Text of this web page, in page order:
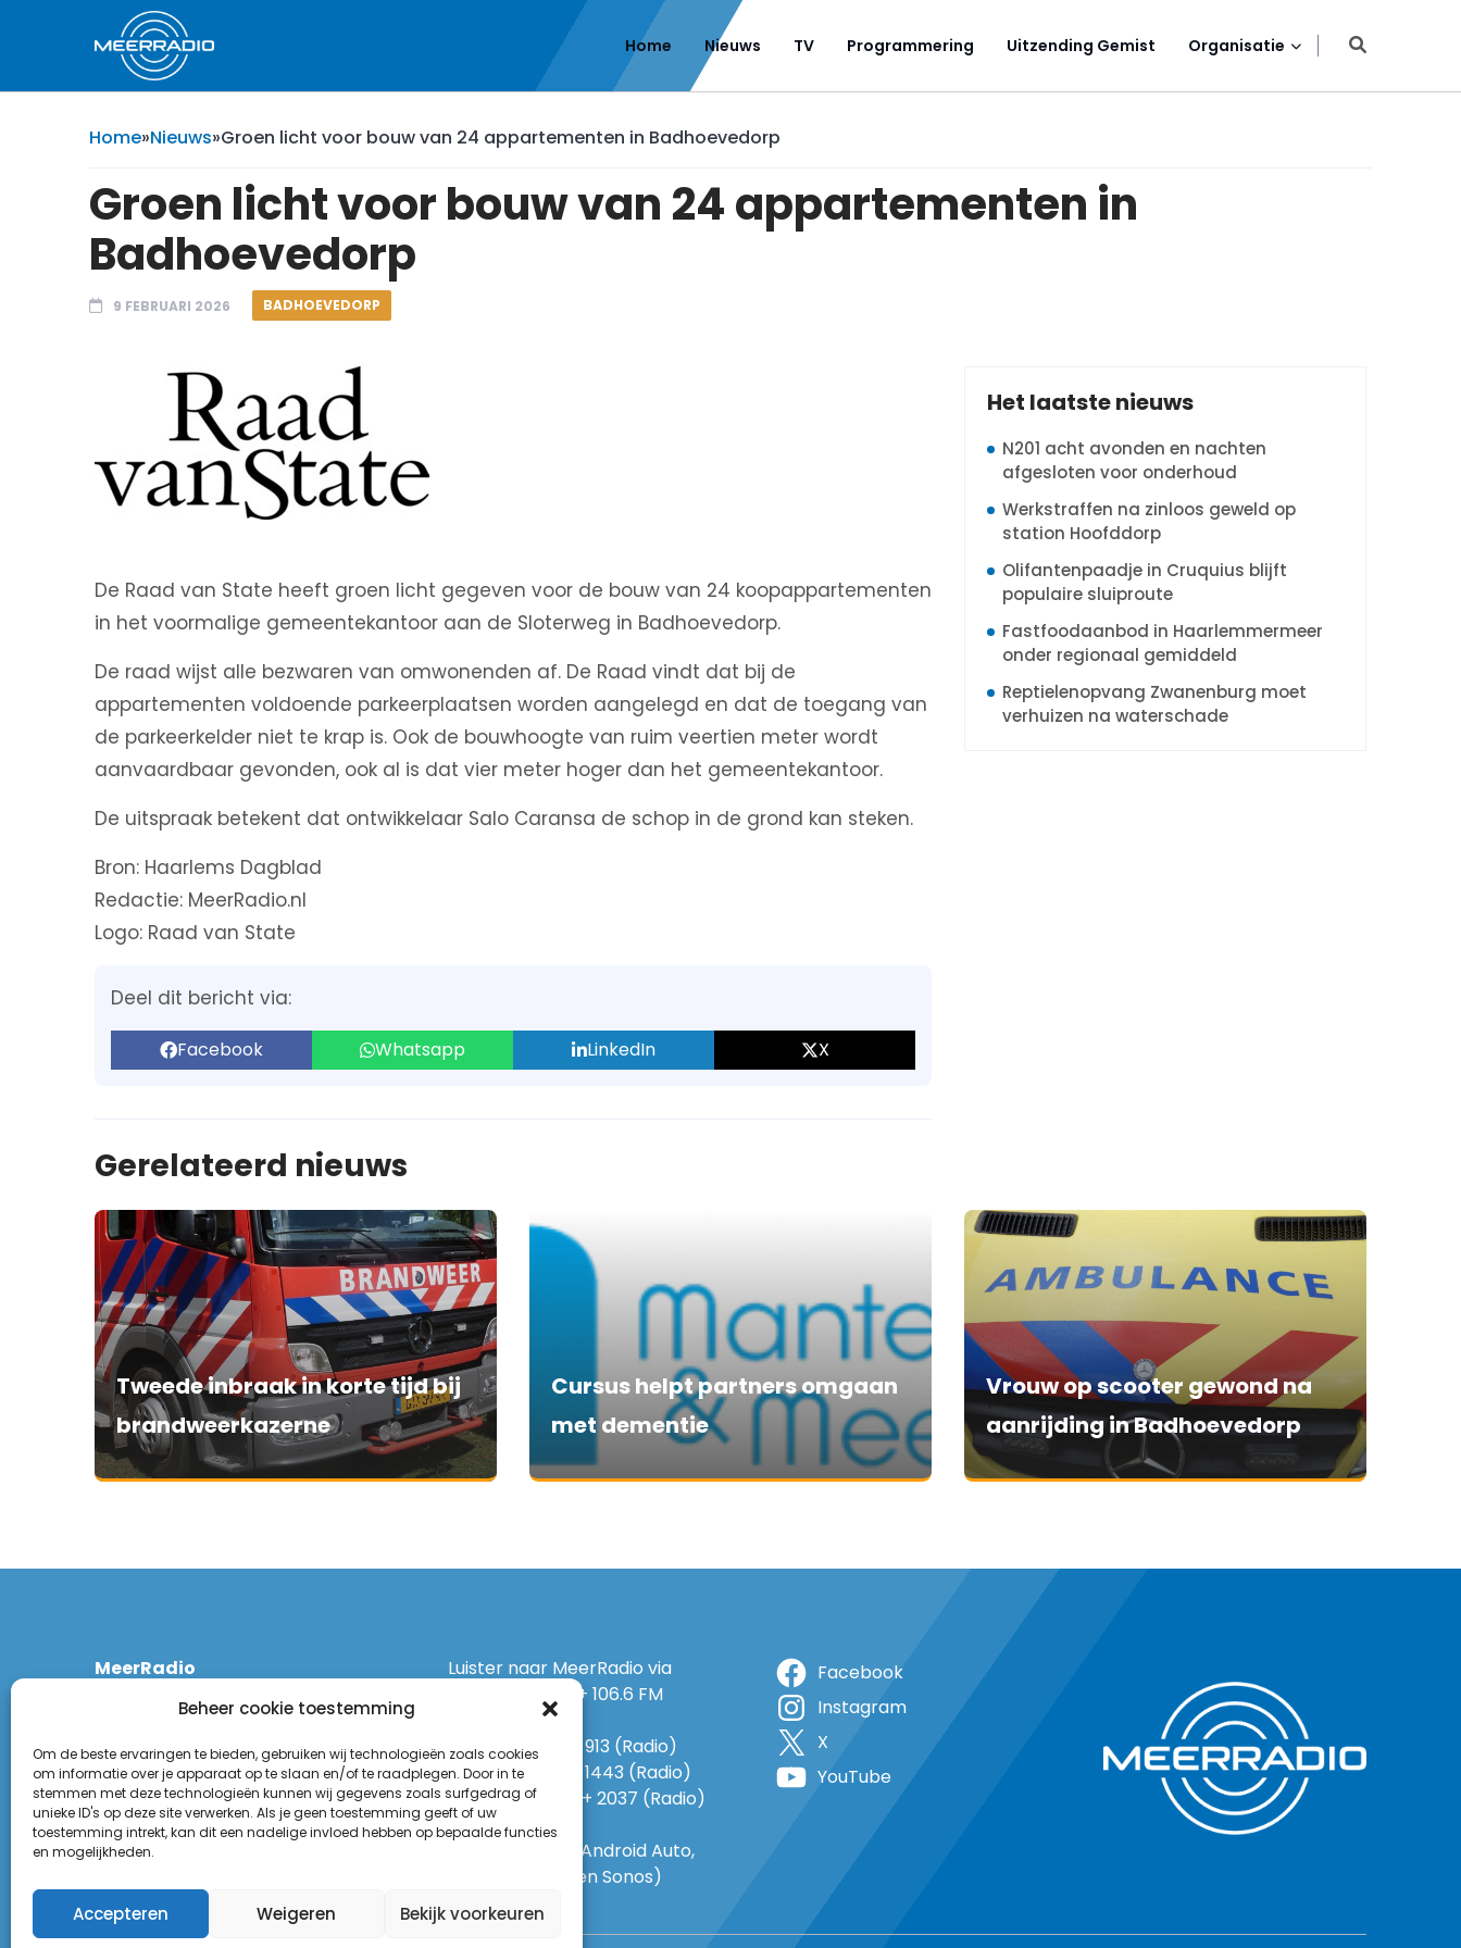
Beheer cookie toestemming
Om de beste ervaringen te bieden, gebruiken wij technologieën zoals cookies
om informatie over je apparaat op te slaan en/of te raadplegen. Door in te
stemmen met deze technologieën kunnen wij gegevens zoals surfgedrag of
unieke ID's op deze site verwerken. Als je geen toestemming geeft of uw
toestemming intrekt, kan dit een nadelige invloed hebben op bepaalde functies
en mogelijkheden.
Accepteren Weigeren Bekijk voorkeuren
Home Nieuws TV Programmering Uitzending Gemist Organisatie
Home»Nieuws»Groen licht voor bouw van 24 appartementen in Badhoevedorp
Groen licht voor bouw van 24 appartementen in
Badhoevedorp
9 FEBRUARI 2026 BADHOEVEDORP
De Raad van State heeft groen licht gegeven voor de bouw van 24 koopappartementen
in het voormalige gemeentekantoor aan de Sloterweg in Badhoevedorp.
De raad wijst alle bezwaren van omwonenden af. De Raad vindt dat bij de
appartementen voldoende parkeerplaatsen worden aangelegd en dat de toegang van
de parkeerkelder niet te krap is. Ook de bouwhoogte van ruim veertien meter wordt
aanvaardbaar gevonden, ook al is dat vier meter hoger dan het gemeentekantoor.
De uitspraak betekent dat ontwikkelaar Salo Caransa de schop in de grond kan steken.
Bron: Haarlems Dagblad
Redactie: MeerRadio.nl
Logo: Raad van State
Deel dit bericht via:
Facebook Whatsapp LinkedIn X
Het laatste nieuws
N201 acht avonden en nachten
afgesloten voor onderhoud
Werkstraffen na zinloos geweld op
station Hoofddorp
Olifantenpaadje in Cruquius blijft
populaire sluiproute
Fastfoodaanbod in Haarlemmermeer
onder regionaal gemiddeld
Reptielenopvang Zwanenburg moet
verhuizen na waterschade
Gerelateerd nieuws
Tweede inbraak in korte tijd bij
brandweerkazerne
Cursus helpt partners omgaan
met dementie
Vrouw op scooter gewond na
aanrijding in Badhoevedorp
MeerRadio
2131 CT Hoofddorp
(023) 55 55 900
Disclaimer
Privacy Statement
Luister naar MeerRadio via
Ether: 105.5 FM + 106.6 FM
DAB+ op 5A
Ziggo: 38 (TV) + 913 (Radio)
KPN: 1143 (TV) + 1443 (Radio)
Odido 735 (TV) + 2037 (Radio)
Tune-In
(Google Home, Android Auto,
Apple Carplay en Sonos)
Facebook
Instagram
X
YouTube